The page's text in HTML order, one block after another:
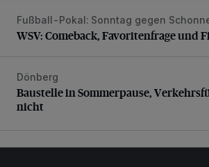
WSV: Comeback, Favoritenfrage und
Fußball-Pokal: Sonntag gegen
WSV: Comeback, Favoritenfrage und
Baustelle in Sommerpause,
Dönberg
Baustelle in Sommerpause,
nicht